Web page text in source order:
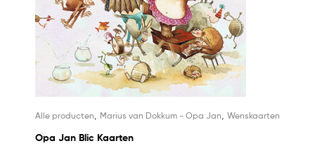
Alle producten Marius van Dokkum - Opa Jan Wenskaarten
Opa Jan Blic Kaarten